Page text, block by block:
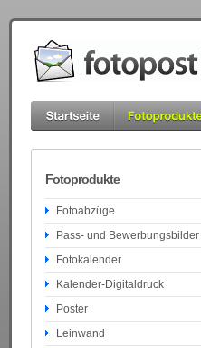
Fotoprodukte
Fotoabzüge
Pass- und Bewerbungsbilder
Fotokalender
Kalender-Digitaldruck
Poster
Leinwand